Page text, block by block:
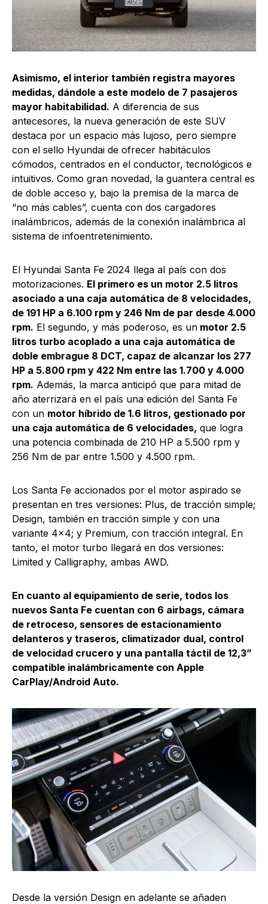
Asimismo, el interior también registra mayores
medidas, dándole a este modelo de 7 pasajeros
mayor habitabilidad. A diferencia de sus
antecesores, la nueva generación de este SUV
destaca por un espacio más lujoso, pero siempre
con el sello Hyundai de ofrecer habitáculos
cómodos, centrados en el conductor, tecnológicos e
intuitivos. Como gran novedad, la guantera central es
de doble acceso y, bajo la premisa de la marca de
“no más cables”, cuenta con dos cargadores
inalámbricos, además de la conexión inalámbrica al
sistema de infoentretenimiento.
El Hyundai Santa Fe 2024 llega al país con dos
motorizaciones. El primero es un motor 2.5 litros
asociado a una caja automática de 8 velocidades,
de 191 HP a 6.100 rpm y 246 Nm de par desde 4.000
rpm. El segundo, y más poderoso, es un motor 2.5
litros turbo acoplado a una caja automática de
doble embrague 8 DCT, capaz de alcanzar los 277
HP a 5.800 rpm y 422 Nm entre las 1.700 y 4.000
rpm. Además, la marca anticipó que para mitad de
año aterrizará en el país una edición del Santa Fe
con un motor híbrido de 1.6 litros, gestionado por
una caja automática de 6 velocidades, que logra
una potencia combinada de 210 HP a 5.500 rpm y
256 Nm de par entre 1.500 y 4.500 rpm.
Los Santa Fe accionados por el motor aspirado se
presentan en tres versiones: Plus, de tracción simple;
Design, también en tracción simple y con una
variante 4×4; y Premium, con tracción integral. En
tanto, el motor turbo llegará en dos versiones:
Limited y Calligraphy, ambas AWD.
En cuanto al equipamiento de serie, todos los
nuevos Santa Fe cuentan con 6 airbags, cámara
de retroceso, sensores de estacionamiento
delanteros y traseros, climatizador dual, control
de velocidad crucero y una pantalla táctil de 12,3”
compatible inalámbricamente con Apple
CarPlay/Android Auto.
Desde la versión Design en adelante se añaden